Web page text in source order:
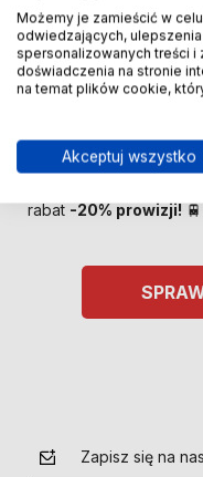
Nowość
🚢
rabat -20% prowizji! 🚆
Zapisz się na
Możemy je zamieścić w
odwiedzających,
spersonalizowanych treści i
doświadczenia na stronie
na temat plików cookie,
Akceptuj wszystko